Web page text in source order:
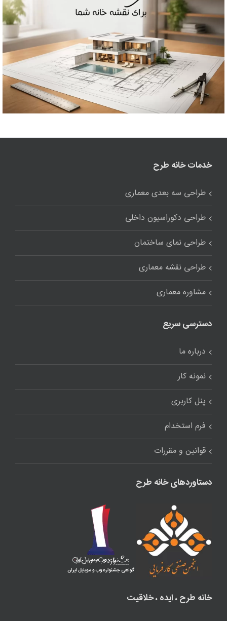
خدمات خانه طرح
طراحی سه بعدی معماری
طراحی دکوراسیون داخلی
طراحی نمای ساختمان
طراحی نقشه معماری
مشاوره معماری
دسترسی سریع
درباره ما
نمونه کار
پنل کاربری
فرم استخدام
قوانین و مقررات
دستاوردهای خانه طرح
خانه طرح ، ایده ، خلاقیت